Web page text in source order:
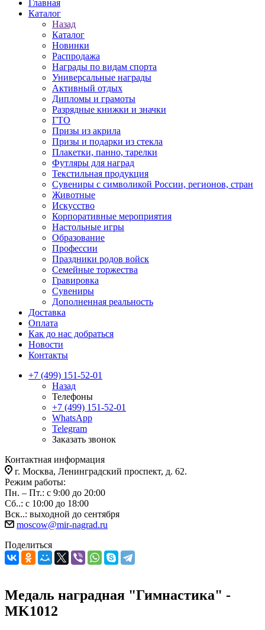
Главная
Каталог
Назад
Каталог
Новинки
Распродажа
Награды по видам спорта
Универсальные награды
Активный отдых
Дипломы и грамоты
Разрядные книжки и значки
ГТО
Призы из акрила
Призы и подарки из стекла
Плакетки, панно, тарелки
Футляры для наград
Текстильная продукция
Сувениры с символикой России, регионов, стран
Животные
Искусство
Корпоративные мероприятия
Настольные игры
Образование
Профессии
Праздники родов войск
Семейные торжества
Гравировка
Сувениры
Дополненная реальность
Доставка
Оплата
Как до нас добраться
Новости
Контакты
+7 (499) 151-52-01
Назад
Телефоны
+7 (499) 151-52-01
WhatsApp
Telegram
Заказать звонок
Контактная информация
г. Москва, Ленинградский проспект, д. 62.
Режим работы:
Пн. – Пт.: с 9:00 до 20:00
Сб..: с 10:00 до 18:00
Вск..: выходной до сентября
moscow@mir-nagrad.ru
Поделиться
Медаль наградная "Гимнастика" -
MK1012